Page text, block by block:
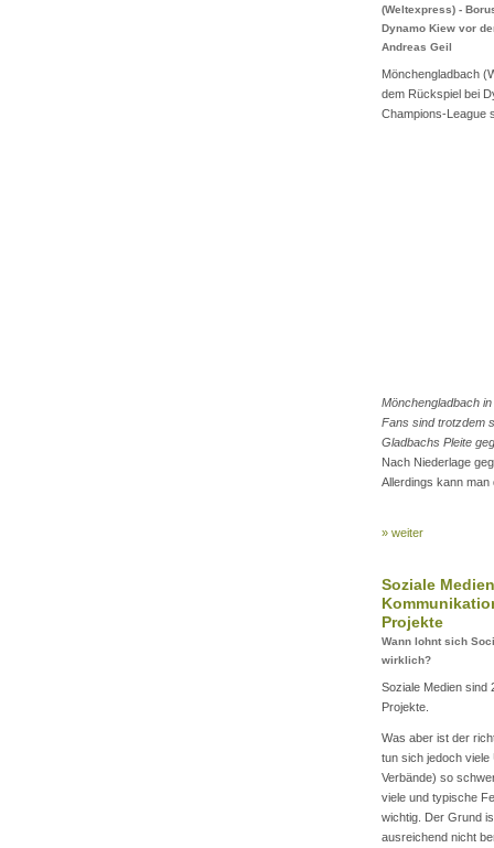
(Weltexpress) -
Dynamo Kiew vor
Andreas Geil
Mönchengladbach
dem Rückspiel bei
Champions-League
Mönchengladbach
Fans sind trotzdem
Gladbachs Pleite
Nach Niederlage
Allerdings kann
» weiter
Soziale
Projekte
Wann lohnt sich
wirklich?
Soziale Medien sind
Projekte.
Was aber ist der
tun sich jedoch viele
Verbände) so
viele und typische
wichtig. Der Grund
ausreichend nicht